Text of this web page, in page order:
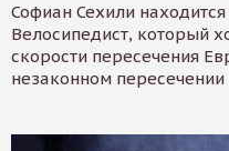
Софиан Сехили
Велосипедист, который
скорости пересечения
незаконном